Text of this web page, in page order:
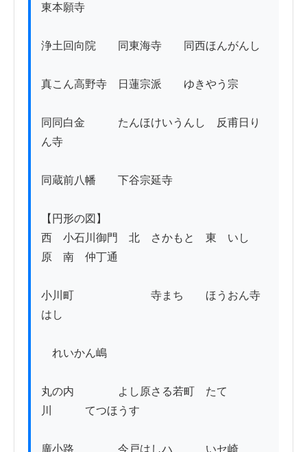
東本願寺
浄土回向院　　同東海寺　　同西ほんがんし
真こん高野寺　日蓮宗派　　ゆきやう宗
同同白金　　　たんほけいうんし　反甫日り
ん寺
同蔵前八幡　　下谷宗延寺
【円形の図】
西　小石川御門　北　さかもと　東　いし
原　南　仲丁通
小川町　　　　　　　寺まち　　ほうおん寺
はし
れいかん嶋
丸の内　　　　よし原さる若町　たて
川　　　てつほうす
廣小路　　　　今戸はしハ　　　いセ崎